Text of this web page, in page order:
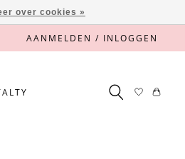
AANMELDEN / INLOGGEN
over cookies »